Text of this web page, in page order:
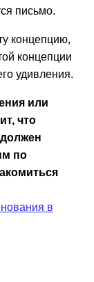
письмо.
концепцию,
концепции
удивления.
или
что
по
в